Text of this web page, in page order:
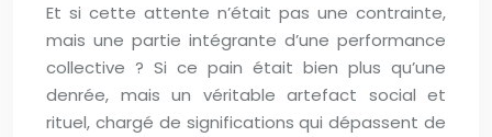
Et si cette attente n’était pas une contrainte,
mais une partie intégrante d’une performance
collective ? Si ce pain était bien plus qu’une
denrée, mais un véritable artefact social et
rituel, chargé de significations qui dépassent de